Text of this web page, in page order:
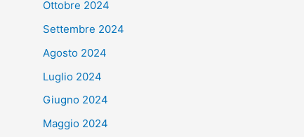
Ottobre 2024
Settembre 2024
Agosto 2024
Luglio 2024
Giugno 2024
Maggio 2024